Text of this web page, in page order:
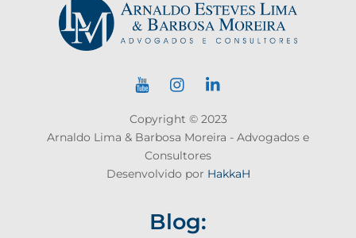
Copyright © 2023
Arnaldo Lima & Barbosa Moreira - Advogados e
Consultores
Desenvolvido por HakkaH
Blog: